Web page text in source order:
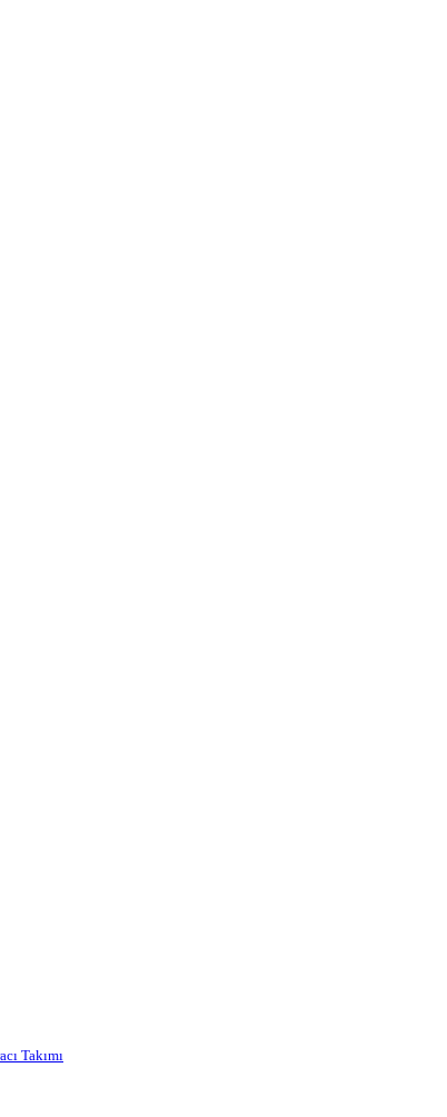
Takımı